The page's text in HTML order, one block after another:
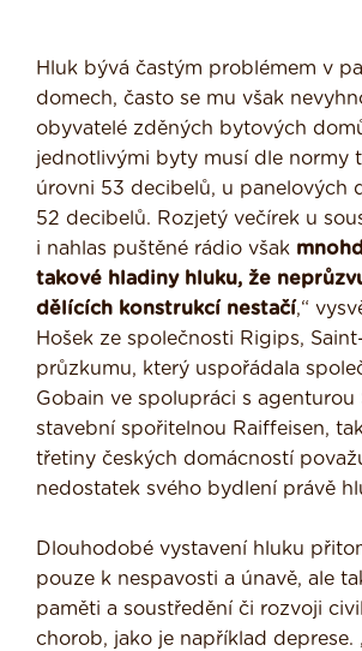
Hluk bývá častým problémem v
domech, často se mu však
obyvatelé zděných bytových
jednotlivými byty musí dle normy
úrovni 53 decibelů, u panelových
52 decibelů. Rozjetý večírek u
i nahlas puštěné rádio však
takové hladiny hluku, že
dělících konstrukcí nestačí,“
Hošek ze společnosti Rigips,
průzkumu, který uspořádala
Gobain ve spolupráci s agenturou
stavební spořitelnou Raiffeisen,
třetiny českých domácností
nedostatek svého bydlení právě
Dlouhodobé vystavení hluku
pouze k nespavosti a únavě, ale
paměti a soustředění či rozvoji
chorob, jako je například deprese.